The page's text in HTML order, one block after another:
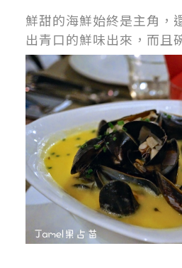
鮮甜的海鮮始終是主角
出青口的鮮味出來，而且